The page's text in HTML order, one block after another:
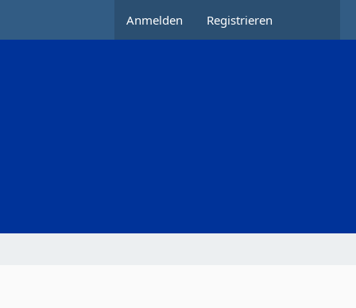
Anmelden Registrieren